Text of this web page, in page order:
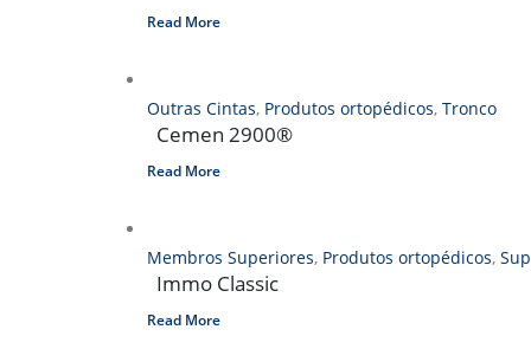
Read More
Outras Cintas, Produtos ortopédicos, Tronco
Cemen 2900®
Read More
Membros Superiores, Produtos ortopédicos,
Immo Classic
Read More